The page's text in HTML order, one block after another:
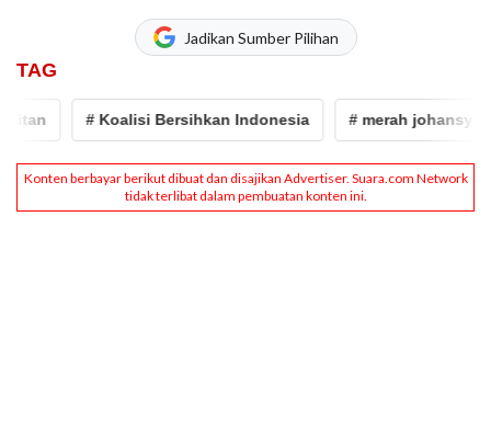
Jadikan Sumber Pilihan
TAG
# Koalisi Bersihkan Indonesia # merah johansyah